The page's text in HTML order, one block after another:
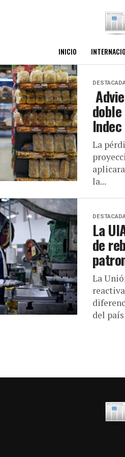
INICIO
Indec
La
la...
La
de
La
del